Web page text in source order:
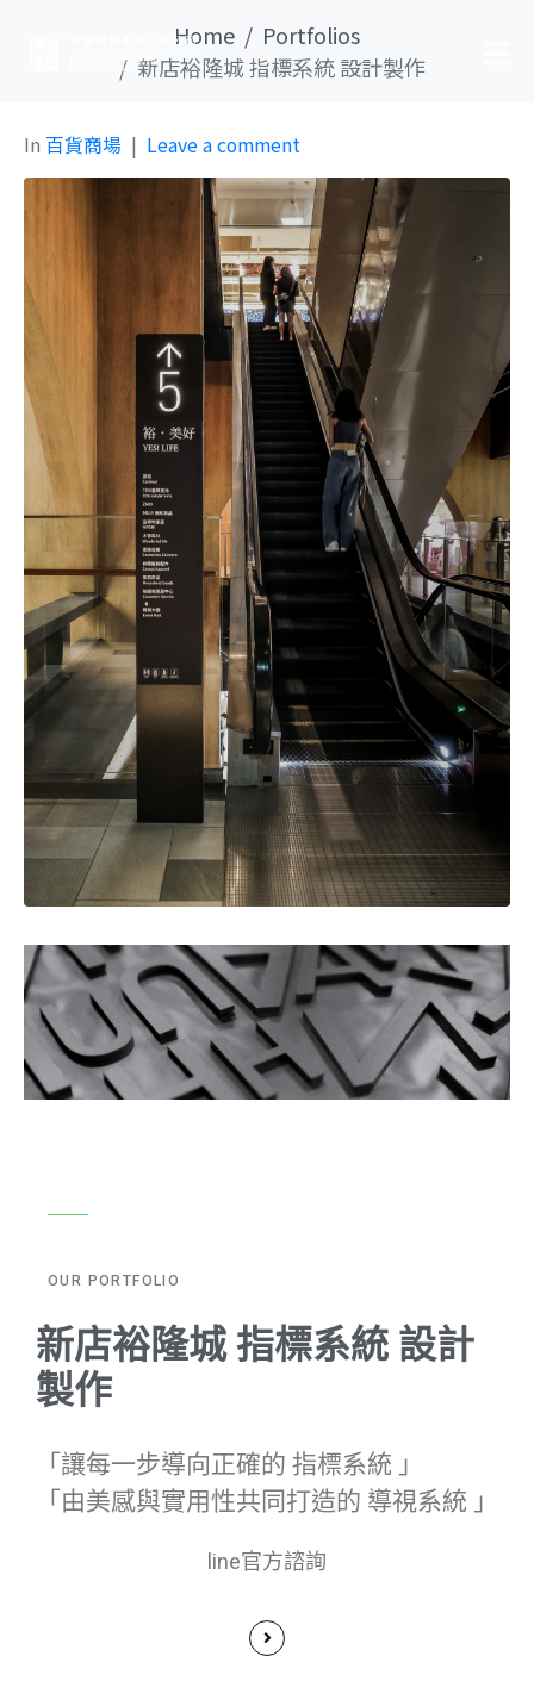
Home
Portfolios
新店裕隆城 指標系統 設計製作
In 百貨商場 Leave a comment
OUR PORTFOLIO
新店裕隆城 指標系統 設計
製作
「讓每一步導向正確的 指標系統 」
「由美感與實用性共同打造的 導視系統 」
line官方諮詢